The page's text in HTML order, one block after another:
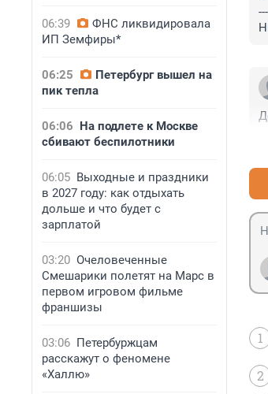
06:39
ФНС ликвидировала
ИП Земфиры*
06:25
Петербург вышел на
пик тепла
06:06 На подлете к Москве
сбивают беспилотники
06:05 Выходные и праздники
в 2027 году: как отдыхать
дольше и что будет с
зарплатой
03:20 Очеловеченные
Смешарики полетят на Марс в
первом игровом фильме
франшизы
03:06 Петербуржцам
расскажут о феномене
«Халлю»
1
2